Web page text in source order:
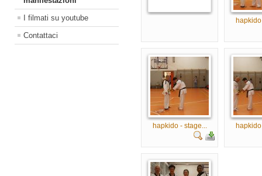
I filmati su youtube
Contattaci
hapkido - stage...